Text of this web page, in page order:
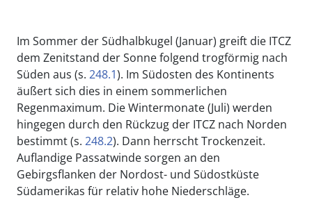
Im Sommer der Südhalbkugel (Januar) greift die ITCZ
dem Zenitstand der Sonne folgend trogförmig nach
Süden aus (s. 248.1). Im Südosten des Kontinents
äußert sich dies in einem sommerlichen
Regenmaximum. Die Wintermonate (Juli) werden
hingegen durch den Rückzug der ITCZ nach Norden
bestimmt (s. 248.2). Dann herrscht Trockenzeit.
Auflandige Passatwinde sorgen an den
Gebirgsflanken der Nordost- und Südostküste
Südamerikas für relativ hohe Niederschläge.